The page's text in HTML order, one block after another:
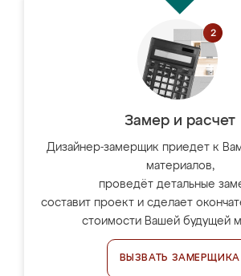
Замер и расчет
Дизайнер-замерщик приедет к
материалов,
проведёт детальные
составит проект и сделает
стоимости Вашей будущей
ВЫЗВАТЬ ЗАМЕРЩИКА